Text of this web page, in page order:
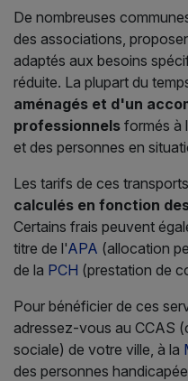
De nombreuses
des associations,
adaptés aux besoins
réduite. La plupart du
aménagés et d'un
professionnels formés à
et des personnes en
Les tarifs de ces
calculés en fonction
Certains frais peuvent
titre de l'APA (allocation
de la PCH (prestation de
Pour bénéficier de ces
adressez-vous au CCAS
sociale) de votre ville, à la
des personnes